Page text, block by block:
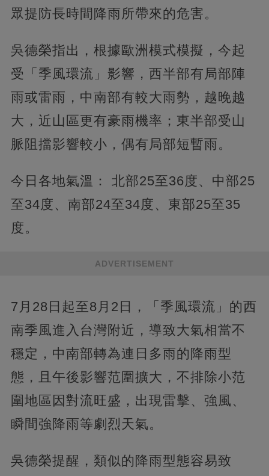
眾提防長時間降雨所帶來的危害。
吳德榮指出，根據歐洲模式模擬，今起
受「季風環流」影響，西半部有局部陣
雨或雷雨，中南部有較大雨勢，越晚越
大，近山區更有豪雨機率；東半部受山
脈阻擋影響較小，偶有局部短暫雨。
今日各地氣溫： 北部25至36度、中部25
至34度、南部24至34度、東部25至35
度。
ADVERTISEMENT
7月28日起至8月2日，「季風環流」的西
南季風進入台灣附近，導致大氣相當不
穩定，中南部轉為連日多雨的降雨型
態，且午後影響范圍擴大，不排除小范
圍地區因對流旺盛，出現雷擊、強風、
瞬間強降雨等劇烈天氣。
吳德榮提醒，類似的降雨型態容易致